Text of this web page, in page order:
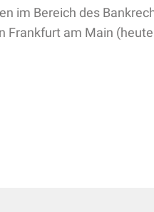
im Bereich des
Frankfurt am Main